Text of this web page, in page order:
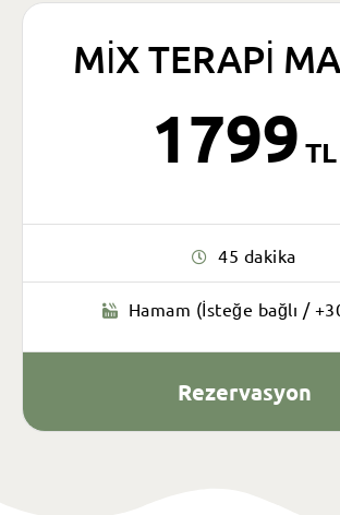
MIX TERAPI
1799 TL
45 dakika
Hamam (İsteğe bağlı /
Rezervasyon